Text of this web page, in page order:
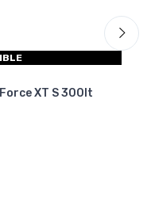
XT S 300lt